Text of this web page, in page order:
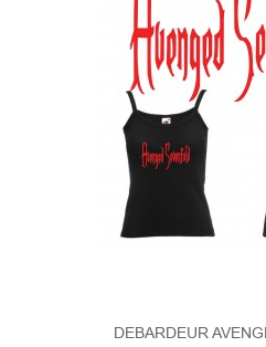
DEBARDEUR